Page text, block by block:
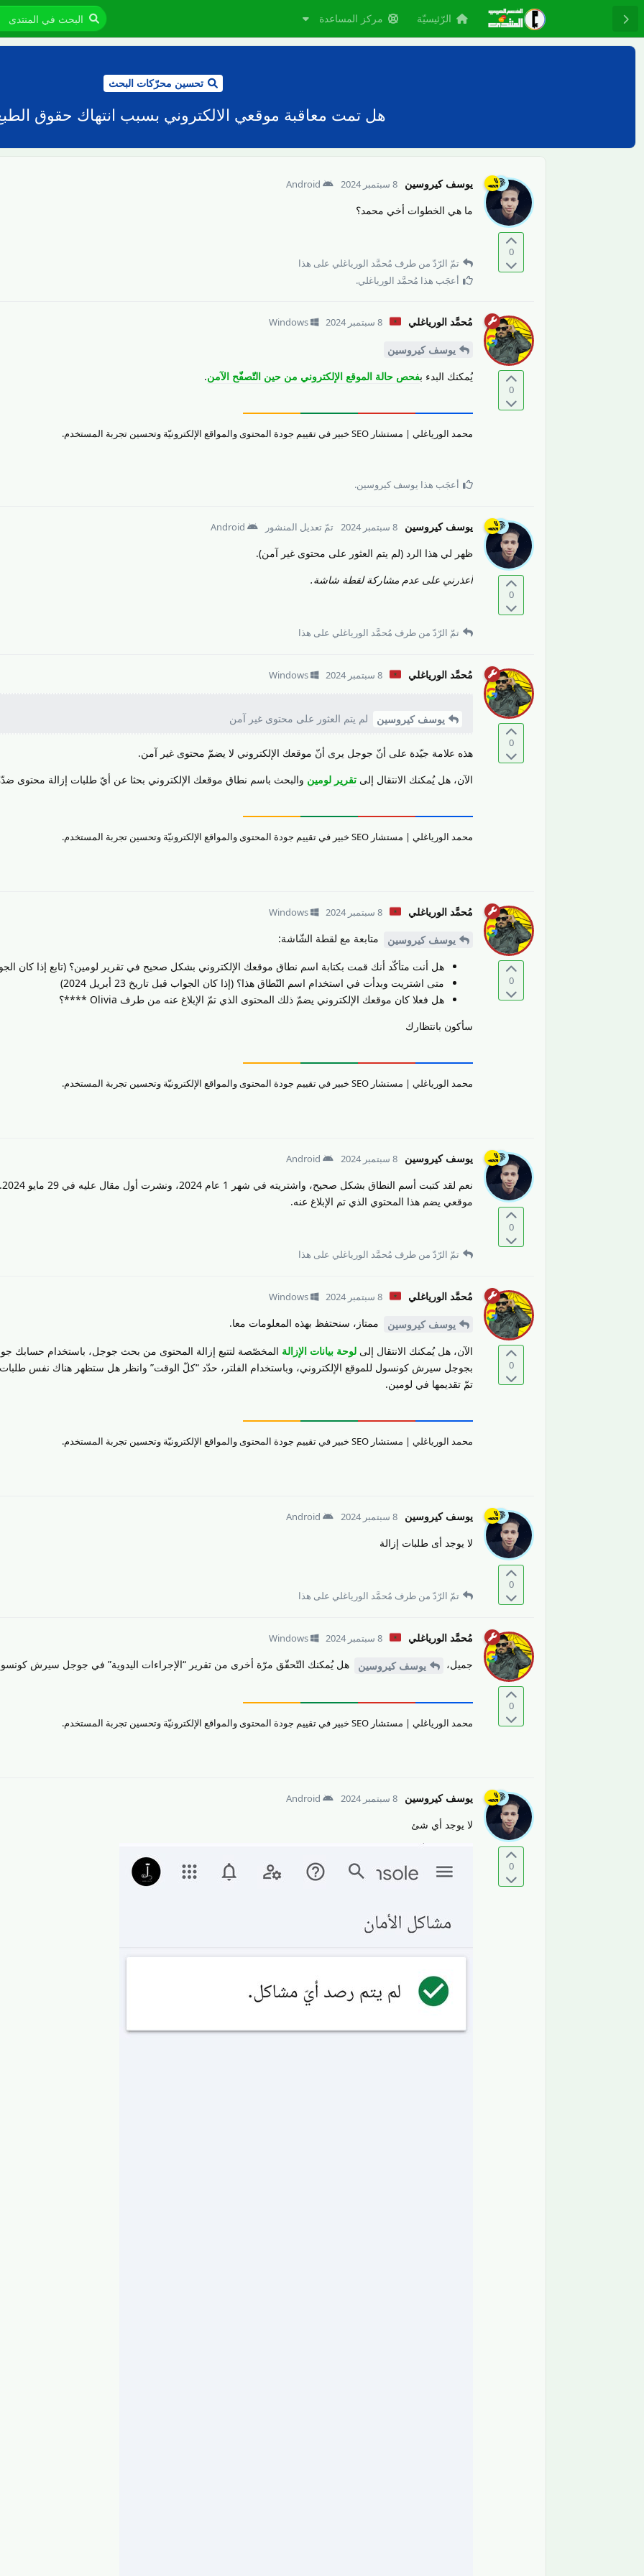
الرّئيسيّة مركز المساعدة
تحسين محرّكات البحث
هل تمت معاقبة موقعي الالكتروني بسبب انتهاك حقوق
0
يوسف كيروسين 8 سبتمبر 2024 Android
ما هي الخطوات أخي محمد؟
تمّ الرّدّ من طرف مُحمَّد الورياغلي على هذا
أعجَب هذا مُحمَّد الورياغلي.
0
مُحمَّد الورياغلي 8 سبتمبر 2024 Windows
يوسف كيروسين
يُمكنك البدء بفحص حالة الموقع الإلكتروني من حين التّصفّح الآمن.
محمد الورياغلي | مستشار SEO خبير في تقييم جودة المحتوى والمواقع الإلكترونيّة وتحسين تجربة المستخدم.
أعجَب هذا يوسف كيروسين.
0
يوسف كيروسين 8 سبتمبر 2024 تمّ تعديل المنشور Android
ظهر لي هذا الرد (لم يتم العثور على محتوى غير آمن).
أعذرني على عدم مشاركة لقطة شاشة.
تمّ الرّدّ من طرف مُحمَّد الورياغلي على هذا
0
مُحمَّد الورياغلي 8 سبتمبر 2024 Windows
يوسف كيروسين لم يتم العثور على محتوى غير آمن
هذه علامة جيّدة على أنّ جوجل يرى أنّ موقعك الإلكتروني لا يضمّ محتوى غير آمن.
الآن، هل يُمكنك الانتقال إلى تقرير لومين والبحث باسم نطاق موقعك الإلكتروني بحثا عن أيّ طلبات إزالة محتوى
محمد الورياغلي | مستشار SEO خبير في تقييم جودة المحتوى والمواقع الإلكترونيّة وتحسين تجربة المستخدم.
0
مُحمَّد الورياغلي 8 سبتمبر 2024 Windows
يوسف كيروسين متابعة مع لقطة الشّاشة:
هل أنت متأكّد أنك قمت بكتابة اسم نطاق موقعك الإلكتروني بشكل صحيح في تقرير لومين؟ (تابع إذا كان
متى اشتريت وبدأت في استخدام اسم النّطاق هذا؟ (إذا كان الجواب قبل تاريخ 23 أبريل 2024)
هل فعلا كان موقعك الإلكتروني يضمّ ذلك المحتوى الذي تمّ الإبلاغ عنه من طرف Olivia ****؟
سأكون بانتظارك
محمد الورياغلي | مستشار SEO خبير في تقييم جودة المحتوى والمواقع الإلكترونيّة وتحسين تجربة المستخدم.
0
يوسف كيروسين 8 سبتمبر 2024 Android
موقعي يضم هذا المحتوي الذي تم الإبلاغ عنه.
تمّ الرّدّ من طرف مُحمَّد الورياغلي على هذا
0
مُحمَّد الورياغلي 8 سبتمبر 2024 Windows
يوسف كيروسين ممتاز، سنحتفظ بهذه المعلومات معا.
الآن، هل يُمكنك الانتقال إلى لوحة بيانات الإزالة المخصّصة لتتبع إزالة المحتوى من بحث جوجل، باستخدام حسابك
بجوجل سيرش كونسول للموقع الإلكتروني، وباستخدام الفلتر، حدّد “كلّ الوقت” وانظر هل ستظهر هناك نفس طلبات
تمّ تقديمها في لومين.
محمد الورياغلي | مستشار SEO خبير في تقييم جودة المحتوى والمواقع الإلكترونيّة وتحسين تجربة المستخدم.
0
يوسف كيروسين 8 سبتمبر 2024 Android
لا يوجد أى طلبات إزالة
تمّ الرّدّ من طرف مُحمَّد الورياغلي على هذا
0
مُحمَّد الورياغلي 8 سبتمبر 2024 Windows
جميل، يوسف كيروسين هل يُمكنك التّحقّق مرّة أخرى من تقرير “الإجراءات اليدوية” في جوجل سيرش
محمد الورياغلي | مستشار SEO خبير في تقييم جودة المحتوى والمواقع الإلكترونيّة وتحسين تجربة المستخدم.
0
يوسف كيروسين 8 سبتمبر 2024 Android
لا يوجد أي شئ